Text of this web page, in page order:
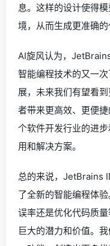
息。这样的设计使得
境，从而生成更准确的
AI旋风认为，
智能编程技术的又一
展，未来我们有望看
者带来更高效、更便
个软件开发行业的进
用和解决方案。
总的来说，JetBrains
了全新的智能编程体
误率还是优化代码质
巨大的潜力和价值。